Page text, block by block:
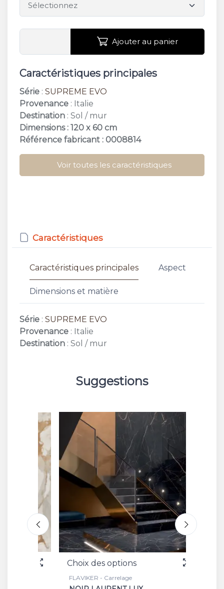
Ajouter au panier
Caractéristiques principales
Série : SUPREME EVO
Provenance : Italie
Destination : Sol / mur
Dimensions : 120 x 60 cm
Référence fabricant : 0008814
Voir toutes les caractéristiques
Caractéristiques
Caractéristiques principales Aspect
Dimensions et matière
Série : SUPREME EVO
Provenance : Italie
Destination : Sol / mur
Suggestions
Choix des options
FLAVIKER - Carrelage